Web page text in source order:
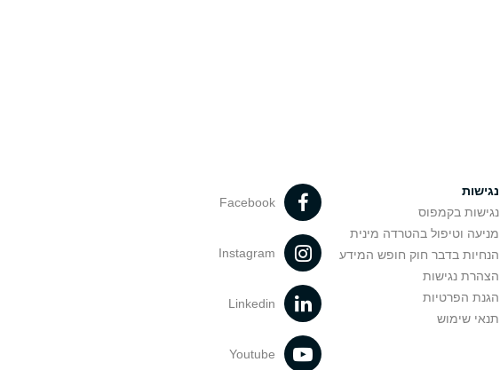
נגישות
נגישות בקמפוס
מניעה וטיפול בהטרדה מינית
הנחיות בדבר חוק חופש המידע
הצהרת נגישות
הגנת הפרטיות
תנאי שימוש
Facebook
Instagram
Linkedin
Youtube